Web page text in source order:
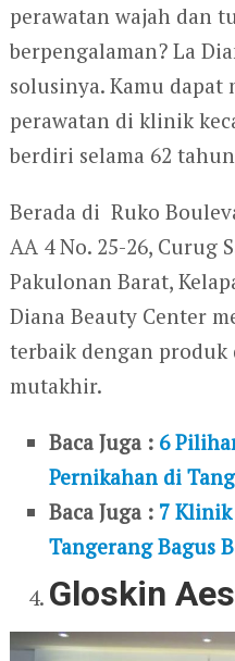
perawatan wajah dan
berpengalaman? La
solusinya. Kamu dapat
perawatan di klinik
berdiri selama 62
Berada di Ruko
AA 4 No. 25-26, Curug
Pakulonan Barat,
Diana Beauty Center
terbaik dengan
mutakhir.
Baca Juga : 6
Pernikahan di
Baca Juga : 7
Tangerang Bagus
Gloskin